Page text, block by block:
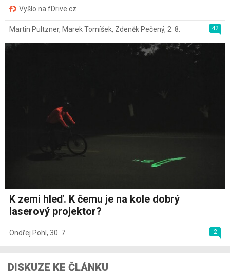
Vyšlo na fDrive.cz
42
Martin Pultzner, Marek Tomíšek, Zdeněk Pečený, 2. 8.
K zemi hleď. K čemu je na kole dobrý
laserový projektor?
2
Ondřej Pohl , 30. 7.
DISKUZE KE ČLÁNKU